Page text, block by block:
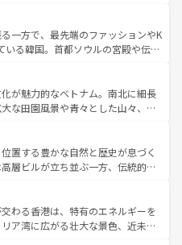
着のハワイ情報
してほしい。
充実しており、サーフィンやダイ
、アウトドア好きにはたまらな
彩な魅力を存分に味わいつくそ
である台湾東部など、都市の喧騒
ており、訪れる人に新しい発見と
。また、奥深い台湾の食文化も魅
ーツなど、バラエティ豊かな料理
お、新着の台湾情報は コンテンツ一覧を参
一方で、最先端のファッションやK
いる韓国。首都ソウルの宮殿や伝統
四季折々の自然美を楽しむことが
や焼肉、絶品のストリートフード
理が待っている。夜には、韓国な
韓国の多彩な魅力を心ゆくまで味
てみてほしい。 なお、新着の韓国情報はコンテンツ一
が魅力的なベトナム。南北に細長
な田園風景や青々とした山々、世
息づく。ハノイの古い町並みやホ
治時代の建物も、独特の雰囲気を
バラエティの豊かさとおいしさで
ー、ベトナムコーヒーなどは、ぜ
の地域を訪れてもあたたかい人々
ので、きっと忘れられない旅にな
置する豊かな自然と歴史が息づく
層ビルが立ち並ぶ一方、伝統的な
北部ではチェンマイなどの山岳地
部ではプーケットやクラビの美し
を楽しむことができる。タイ料理
わる香港は、特有のエネルギーを
ア湾に広がる壮大な景色、近未来